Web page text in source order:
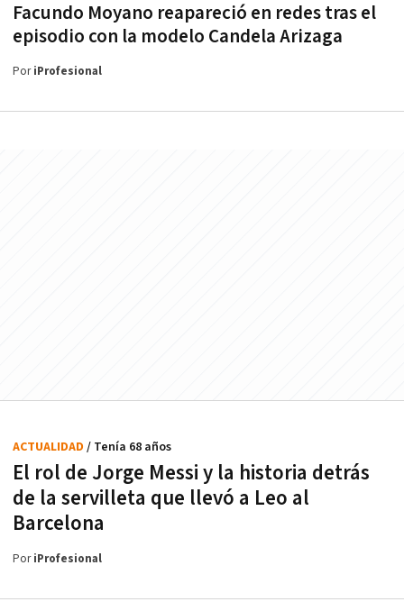
Facundo Moyano reapareció en redes tras el
episodio con la modelo Candela Arizaga
PoriProfesional
El rol de Jorge Messi y la historia detrás
de la servilleta que llevó a Leo al
Barcelona
ACTUALIDAD / Tenía 68 años
PoriProfesional